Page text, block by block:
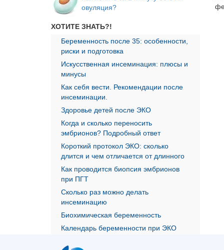
овуляция?
ХОТИТЕ ЗНАТЬ?!
Беременность после 35: особенности,
риски и подготовка
Искусственная инсеминация: плюсы и
минусы
Как себя вести. Рекомендации после
инсеминации.
Здоровье детей после ЭКО
Когда и сколько переносить
эмбрионов? Подробный ответ
Короткий протокол ЭКО: сколько
длится и чем отличается от длинного
Как проводится биопсия эмбрионов
при ПГТ
Сколько раз можно делать
инсеминацию
Биохимическая беременность
Календарь беременности при ЭКО